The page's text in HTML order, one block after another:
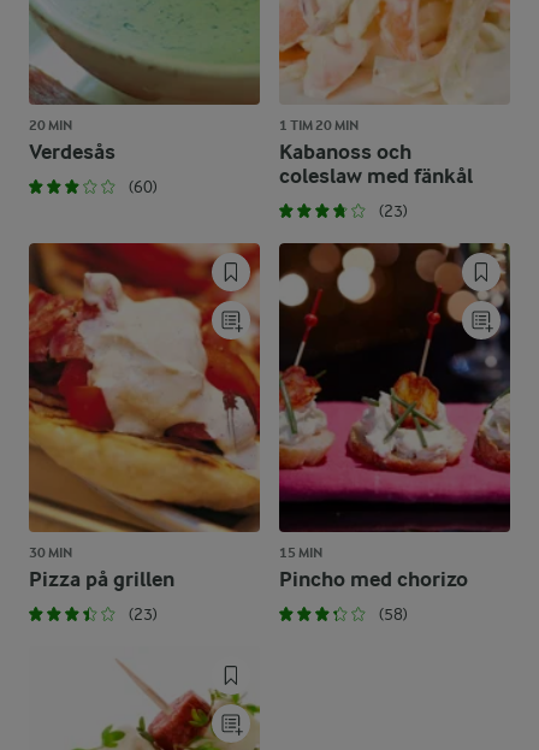
20 MIN
Verdesås
(60)
1 TIM 20 MIN
Kabanoss och
coleslaw med fänkål
(23)
30 MIN
Pizza på grillen
(23)
15 MIN
Pincho med chorizo
(58)